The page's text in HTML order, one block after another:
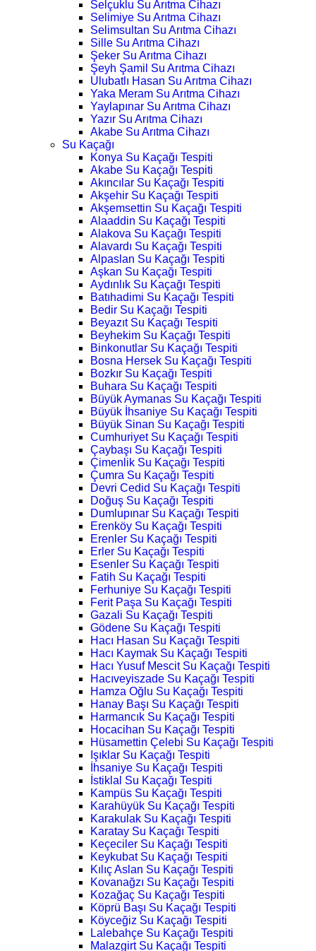
Selçuklu Su Arıtma Cihazı
Selimiye Su Arıtma Cihazı
Selimsultan Su Arıtma Cihazı
Sille Su Arıtma Cihazı
Şeker Su Arıtma Cihazı
Şeyh Şamil Su Arıtma Cihazı
Ulubatlı Hasan Su Arıtma Cihazı
Yaka Meram Su Arıtma Cihazı
Yaylapınar Su Arıtma Cihazı
Yazır Su Arıtma Cihazı
Akabe Su Arıtma Cihazı
Su Kaçağı
Konya Su Kaçağı Tespiti
Akabe Su Kaçağı Tespiti
Akıncılar Su Kaçağı Tespiti
Akşehir Su Kaçağı Tespiti
Akşemsettin Su Kaçağı Tespiti
Alaaddin Su Kaçağı Tespiti
Alakova Su Kaçağı Tespiti
Alavardı Su Kaçağı Tespiti
Alpaslan Su Kaçağı Tespiti
Aşkan Su Kaçağı Tespiti
Aydınlık Su Kaçağı Tespiti
Batıhadimi Su Kaçağı Tespiti
Bedir Su Kaçağı Tespiti
Beyazıt Su Kaçağı Tespiti
Beyhekim Su Kaçağı Tespiti
Binkonutlar Su Kaçağı Tespiti
Bosna Hersek Su Kaçağı Tespiti
Bozkır Su Kaçağı Tespiti
Buhara Su Kaçağı Tespiti
Büyük Aymanas Su Kaçağı Tespiti
Büyük İhsaniye Su Kaçağı Tespiti
Büyük Sinan Su Kaçağı Tespiti
Cumhuriyet Su Kaçağı Tespiti
Çaybaşı Su Kaçağı Tespiti
Çimenlik Su Kaçağı Tespiti
Çumra Su Kaçağı Tespiti
Devri Cedid Su Kaçağı Tespiti
Doğuş Su Kaçağı Tespiti
Dumlupınar Su Kaçağı Tespiti
Erenköy Su Kaçağı Tespiti
Erenler Su Kaçağı Tespiti
Erler Su Kaçağı Tespiti
Esenler Su Kaçağı Tespiti
Fatih Su Kaçağı Tespiti
Ferhuniye Su Kaçağı Tespiti
Ferit Paşa Su Kaçağı Tespiti
Gazali Su Kaçağı Tespiti
Gödene Su Kaçağı Tespiti
Hacı Hasan Su Kaçağı Tespiti
Hacı Kaymak Su Kaçağı Tespiti
Hacı Yusuf Mescit Su Kaçağı Tespiti
Hacıveyiszade Su Kaçağı Tespiti
Hamza Oğlu Su Kaçağı Tespiti
Hanay Başı Su Kaçağı Tespiti
Harmancık Su Kaçağı Tespiti
Hocacihan Su Kaçağı Tespiti
Hüsamettin Çelebi Su Kaçağı Tespiti
Işıklar Su Kaçağı Tespiti
İhsaniye Su Kaçağı Tespiti
İstiklal Su Kaçağı Tespiti
Kampüs Su Kaçağı Tespiti
Karahüyük Su Kaçağı Tespiti
Karakulak Su Kaçağı Tespiti
Karatay Su Kaçağı Tespiti
Keçeciler Su Kaçağı Tespiti
Keykubat Su Kaçağı Tespiti
Kılıç Aslan Su Kaçağı Tespiti
Kovanağzı Su Kaçağı Tespiti
Kozağaç Su Kaçağı Tespiti
Köprü Başı Su Kaçağı Tespiti
Köyceğiz Su Kaçağı Tespiti
Lalebahçe Su Kaçağı Tespiti
Malazgirt Su Kaçağı Tespiti